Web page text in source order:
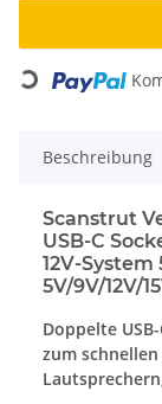
Loading...
Beschreibung
Scanstrut
USB-C
12V-System
5V/9V/12V/
Doppelte
zum